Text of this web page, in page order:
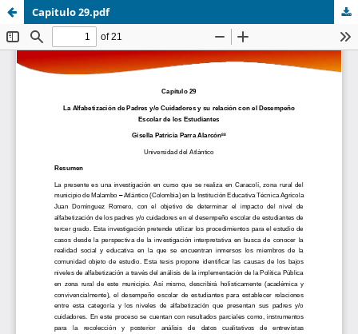
Capitulo 29.pdf